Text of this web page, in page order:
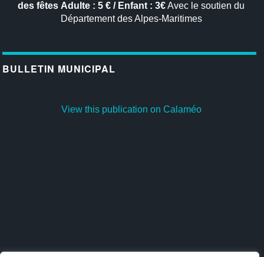
des fêtes Adulte : 5 € / Enfant : 3€Avec le soutien du
Département des Alpes-Maritimes
BULLETIN MUNICIPAL
View this publication on Calaméo